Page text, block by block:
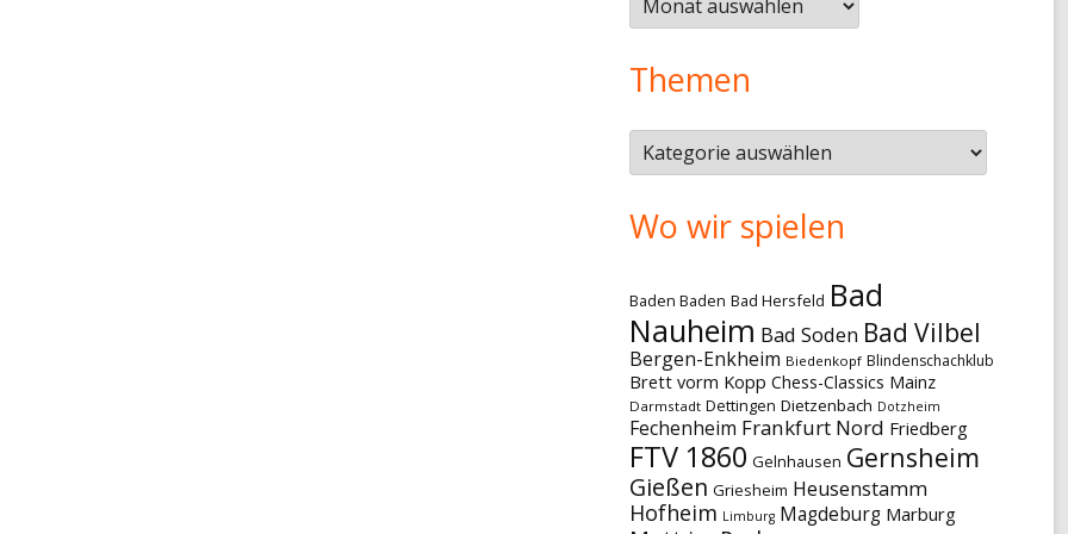
Themen
Themen
Wo wir spielen
Baden Baden Bad Hersfeld Bad
Nauheim Bad Soden Bad Vilbel
Bergen-Enkheim Biedenkopf Blindenschachklub
Brett vorm Kopp Chess-Classics Mainz
Darmstadt Dettingen Dietzenbach Dotzheim
Fechenheim Frankfurt Nord Friedberg
FTV 1860 Gelnhausen Gernsheim
Gießen Griesheim Heusenstamm
Hofheim Limburg Magdeburg Marburg